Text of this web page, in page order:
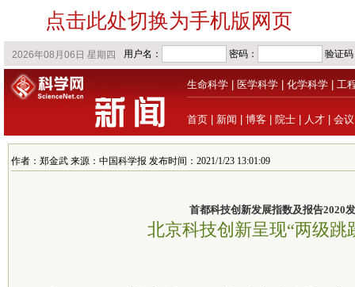
点击此处切换为手机版网页
生命科学 医学科学 化学科学 工
首页 新闻 博客 院士 人才 会议
作者：郑金武 来源：中国科学报 发布时间：2021/1/23 13:01:09
首都科技创新发展指数及报告2020
北京科技创新呈现“两级跳